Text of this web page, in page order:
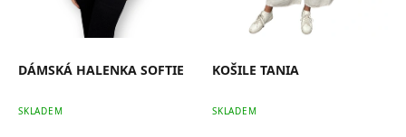
DÁMSKÁ HALENKA SOFTIE
SKLADEM
KOŠILE TANIA
SKLADEM